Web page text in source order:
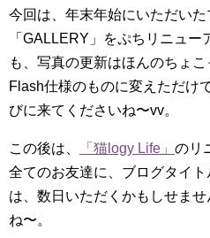
今回は、年末年始にいただいた
「GALLERY」をぷちリニュ
も、写真の更新はほんのちょ
Flash仕様のものに変えただけ
びに来てくださいね〜vv。
この後は、 「猫logy Life」 のリ
全てのお友達に、ブログタイ
は、数日いただくかもしせま
ね〜。